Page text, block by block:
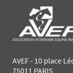
AVEF - 10 place
75011 PARIS